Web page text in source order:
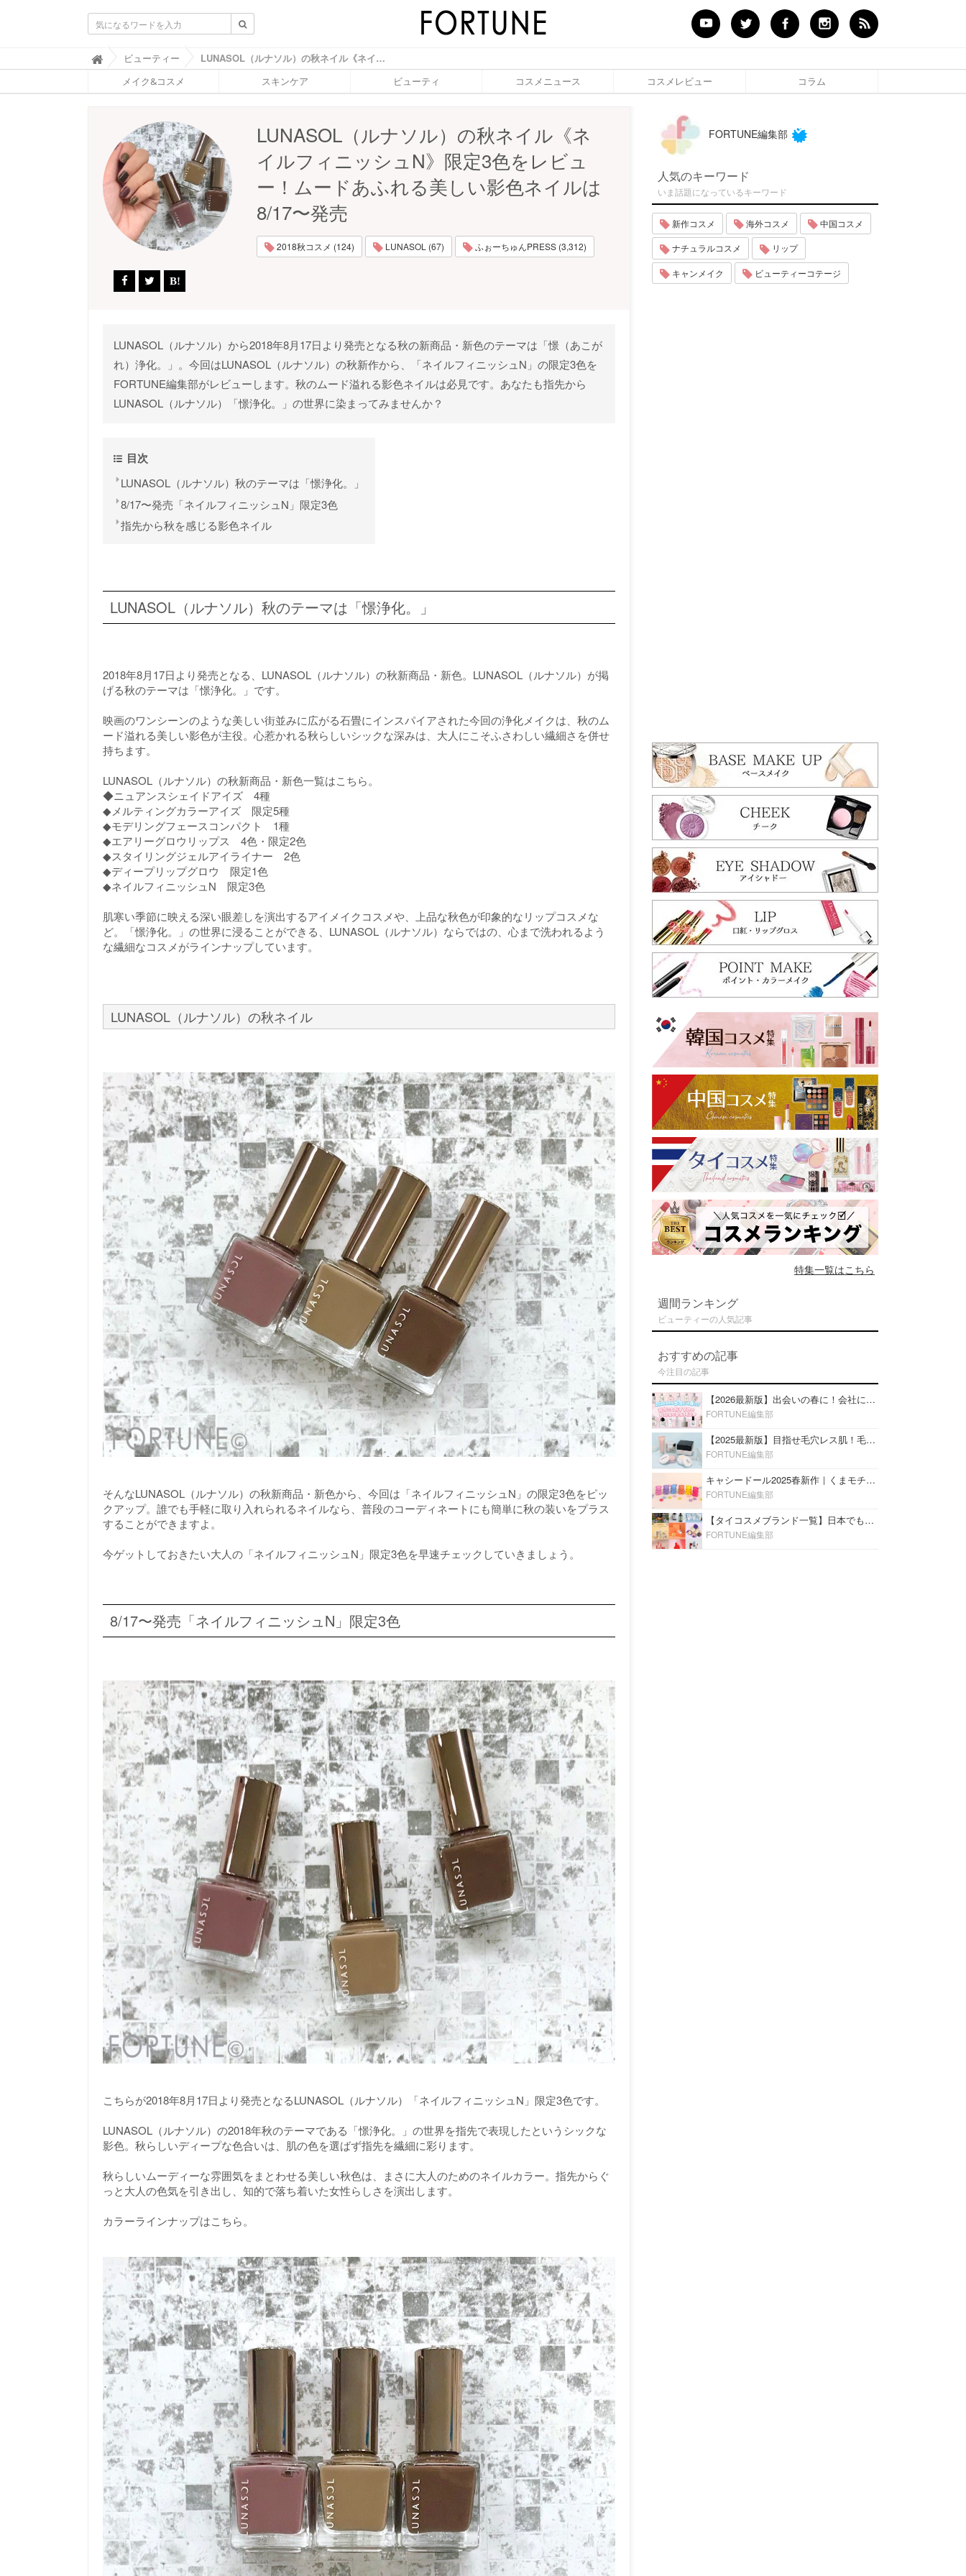
ふ
ぉ
ち
O
R
T
U
N
ビューティー LUNASOL（ルナソル）の秋ネイル《ネイルフィニッシュN》限定3色をレビュー！ムードあふれる美しい影色ネイルは8/17〜発売 - ふぉーちゅん(FORTUNE)
メイク&コスメ スキンケア ビューティ コスメニュース コスメレビュー コラム
LUNASOL（ルナソル）の秋ネイル《ネ
イルフィニッシュN》限定3色をレビュ
ー！ムードあふれる美しい影色ネイルは
8/17〜発売
2018秋コスメ (124) LUNASOL (67) ふぉーちゅんPRESS (3,312)
LUNASOL（ルナソル）から2018年8月17日より発売となる秋の新商品・新色のテーマは「憬（あこが
れ）浄化。」。今回はLUNASOL（ルナソル）の秋新作から、「ネイルフィニッシュN」の限定3色を
FORTUNE編集部がレビューします。秋のムード溢れる影色ネイルは必見です。あなたも指先から
LUNASOL（ルナソル）「憬浄化。」の世界に染まってみませんか？
目次
LUNASOL（ルナソル）秋のテーマは「憬浄化。」
8/17〜発売「ネイルフィニッシュN」限定3色
指先から秋を感じる影色ネイル
LUNASOL（ルナソル）秋のテーマは「憬浄化。」
2018年8月17日より発売となる、LUNASOL（ルナソル）の秋新商品・新色。LUNASOL（ルナソル）が掲
げる秋のテーマは「憬浄化。」です。
映画のワンシーンのような美しい街並みに広がる石畳にインスパイアされた今回の浄化メイクは、秋のム
ード溢れる美しい影色が主役。心惹かれる秋らしいシックな深みは、大人にこそふさわしい繊細さを併せ
持ちます。
LUNASOL（ルナソル）の秋新商品・新色一覧はこちら。
◆ニュアンスシェイドアイズ 4種
◆メルティングカラーアイズ 限定5種
◆モデリングフェースコンパクト 1種
◆エアリーグロウリップス 4色・限定2色
◆スタイリングジェルアイライナー 2色
◆ディープリップグロウ 限定1色
◆ネイルフィニッシュN 限定3色
肌寒い季節に映える深い眼差しを演出するアイメイクコスメや、上品な秋色が印象的なリップコスメな
ど。「憬浄化。」の世界に浸ることができる、LUNASOL（ルナソル）ならではの、心まで洗われるよう
な繊細なコスメがラインナップしています。
LUNASOL（ルナソル）の秋ネイル
そんなLUNASOL（ルナソル）の秋新商品・新色から、今回は「ネイルフィニッシュN」の限定3色をピッ
クアップ。誰でも手軽に取り入れられるネイルなら、普段のコーディネートにも簡単に秋の装いをプラス
することができますよ。
今ゲットしておきたい大人の「ネイルフィニッシュN」限定3色を早速チェックしていきましょう。
8/17〜発売「ネイルフィニッシュN」限定3色
こちらが2018年8月17日より発売となるLUNASOL（ルナソル）「ネイルフィニッシュN」限定3色です。
LUNASOL（ルナソル）の2018年秋のテーマである「憬浄化。」の世界を指先で表現したというシックな
影色。秋らしいディープな色合いは、肌の色を選ばず指先を繊細に彩ります。
秋らしいムーディーな雰囲気をまとわせる美しい秋色は、まさに大人のためのネイルカラー。指先からぐ
っと大人の色気を引き出し、知的で落ち着いた女性らしさを演出します。
カラーラインナップはこちら。
FORTUNE編集部
人気のキーワード
いま話題になっているキーワード
新作コスメ 海外コスメ 中国コスメ
ナチュラルコスメ リップ
キャンメイク ビューティーコテージ
特集一覧はこちら
週間ランキング
ビューティーの人気記事
おすすめの記事
今注目の記事
【2026最新版】出会いの春に！会社にもおすすめの好印象な香水14選♡ビジネスの場での香水マナーも
FORTUNE編集部
【2025最新版】目指せ毛穴レス肌！毛穴を埋めて隠す「おすすめ部分用下地＆プライマー」ランキング♡
FORTUNE編集部
キャシードール2025春新作｜くまモチーフのミニリップ「シャイニーベア リップモイスト」をレビュー♡
FORTUNE編集部
【タイコスメブランド一覧】日本でも人気沸騰中の“タイコスメ”ブランド20選！
FORTUNE編集部